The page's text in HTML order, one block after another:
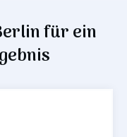
für ein